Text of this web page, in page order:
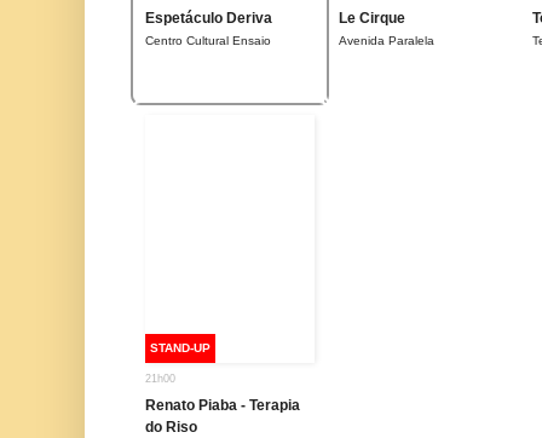
Espetáculo Deriva
Centro Cultural Ensaio
Le Cirque
Avenida Paralela
STAND-UP
21h00
Renato Piaba - Terapia
do Riso